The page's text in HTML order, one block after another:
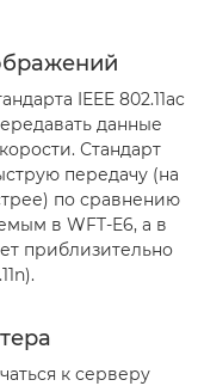
IEEE 802.11ac
данные
Стандарт
передачу (на
по сравнению
в WFT-E6, а в
приблизительно
к серверу